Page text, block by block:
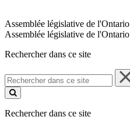
Assemblée législative de l'Ontario
Assemblée législative de l'Ontario
Rechercher dans ce site
Rechercher
dans
ce
Rechercher dans ce site